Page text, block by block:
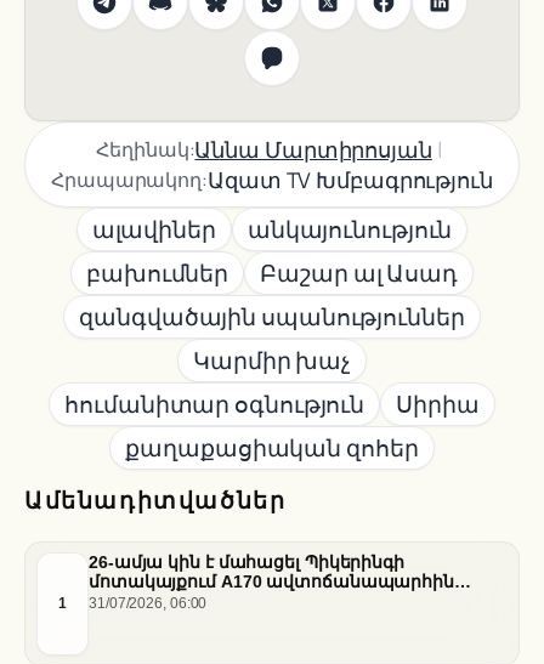
Ամենադիտվածներ
1
26-ամյա կին է մահացել Պիկերինգի
մոտակայքում A170 ավտոճանապարհին
տեղի ունեցած վթարի հետևանքով
31/07/2026, 06:00
Հեղինակ:Աննա Մարտիրոսյան |
Հրապարակող:Ազատ TV Խմբագրություն
ալավիներ
անկայունություն
բախումներ
Բաշար ալ Ասադ
զանգվածային սպանություններ
Կարմիր խաչ
հումանիտար օգնություն
Սիրիա
քաղաքացիական զոհեր